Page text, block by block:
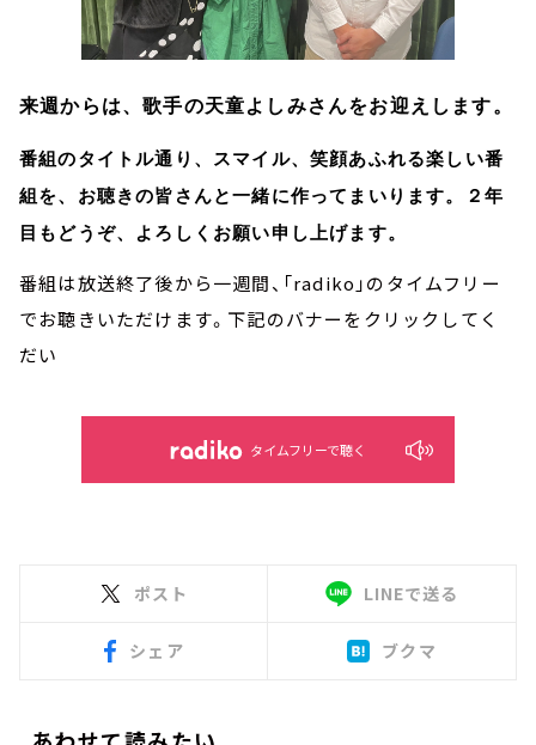
来週からは、歌手の天童よしみさんをお迎えします。
番組のタイトル通り、スマイル、笑顔あふれる楽しい番
組を、お聴きの皆さんと一緒に作ってまいります。２年
目もどうぞ、よろしくお願い申し上げます。
番組は放送終了後から一週間、「radiko」のタイムフリー
でお聴きいただけます。下記のバナーをクリックしてく
だい
タイムフリーで聴く
ポスト LINEで送る
シェア ブクマ